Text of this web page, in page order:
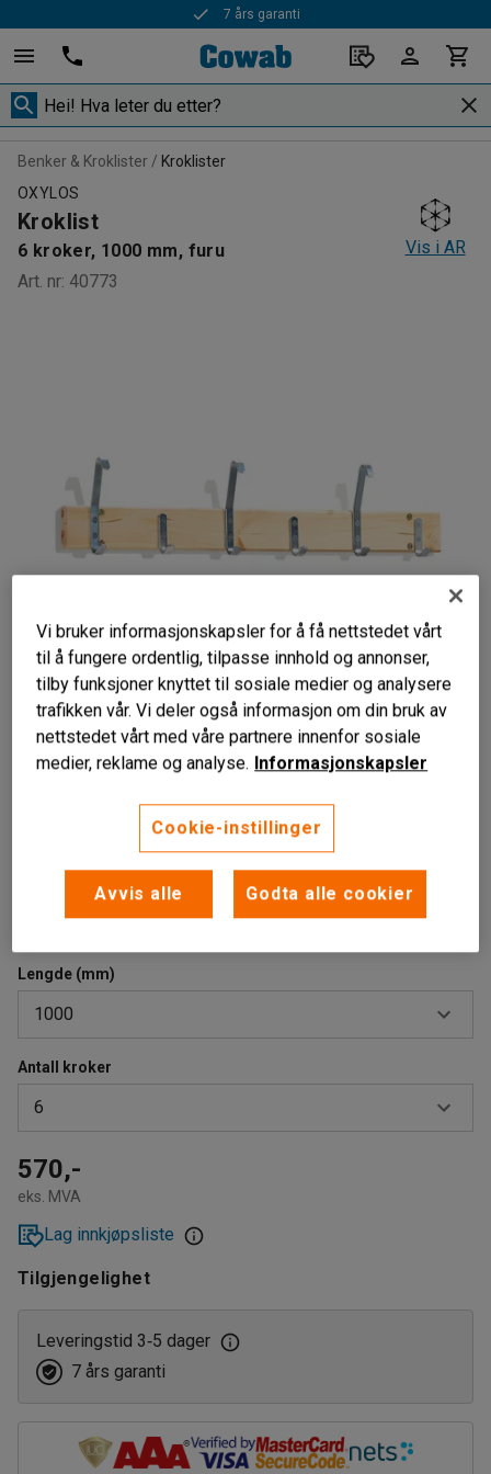
7 års garanti
Benker & Kroklister
Kroklister
OXYLOS
Kroklist
6 kroker, 1000 mm, furu
Art. nr: 40773
Vis i AR
Passer i alle miljøer
Kroklist med enkle og doble kroker.
Lengde (mm)
1000
1000
1500
2000
Antall kroker
6
6
8
12
570,-
eks. MVA
Lag innkjøpsliste
Tilgjengelighet
Leveringstid 3‑5 dager
7 års garanti
Vi bruker informasjonskapsler for å få nettstedet vårt
til å fungere ordentlig, tilpasse innhold og annonser,
tilby funksjoner knyttet til sosiale medier og analysere
trafikken vår. Vi deler også informasjon om din bruk av
nettstedet vårt med våre partnere innenfor sosiale
medier, reklame og analyse. Informasjonskapsler
Cookie-instillinger
Avvis alle Godta alle cookier